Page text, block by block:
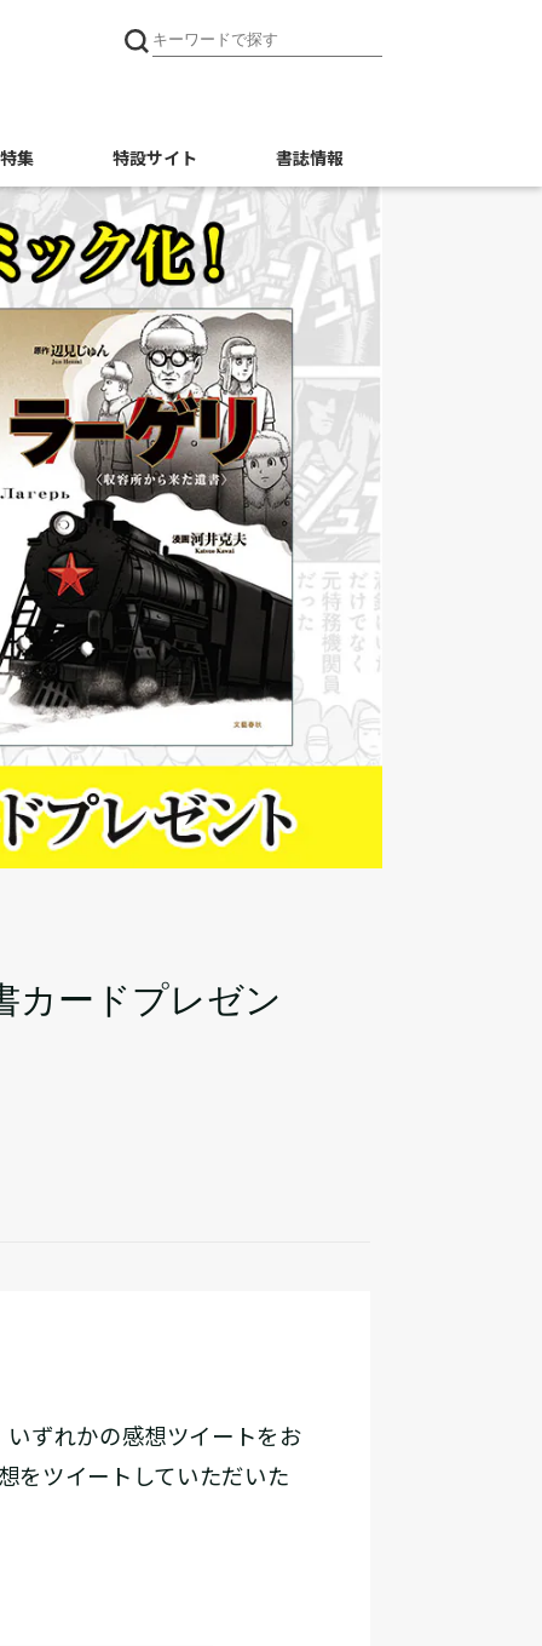
特集 特設サイト 書誌情報
カードプレゼン
ずれかの感想ツイートをお
をツイートしていただいた